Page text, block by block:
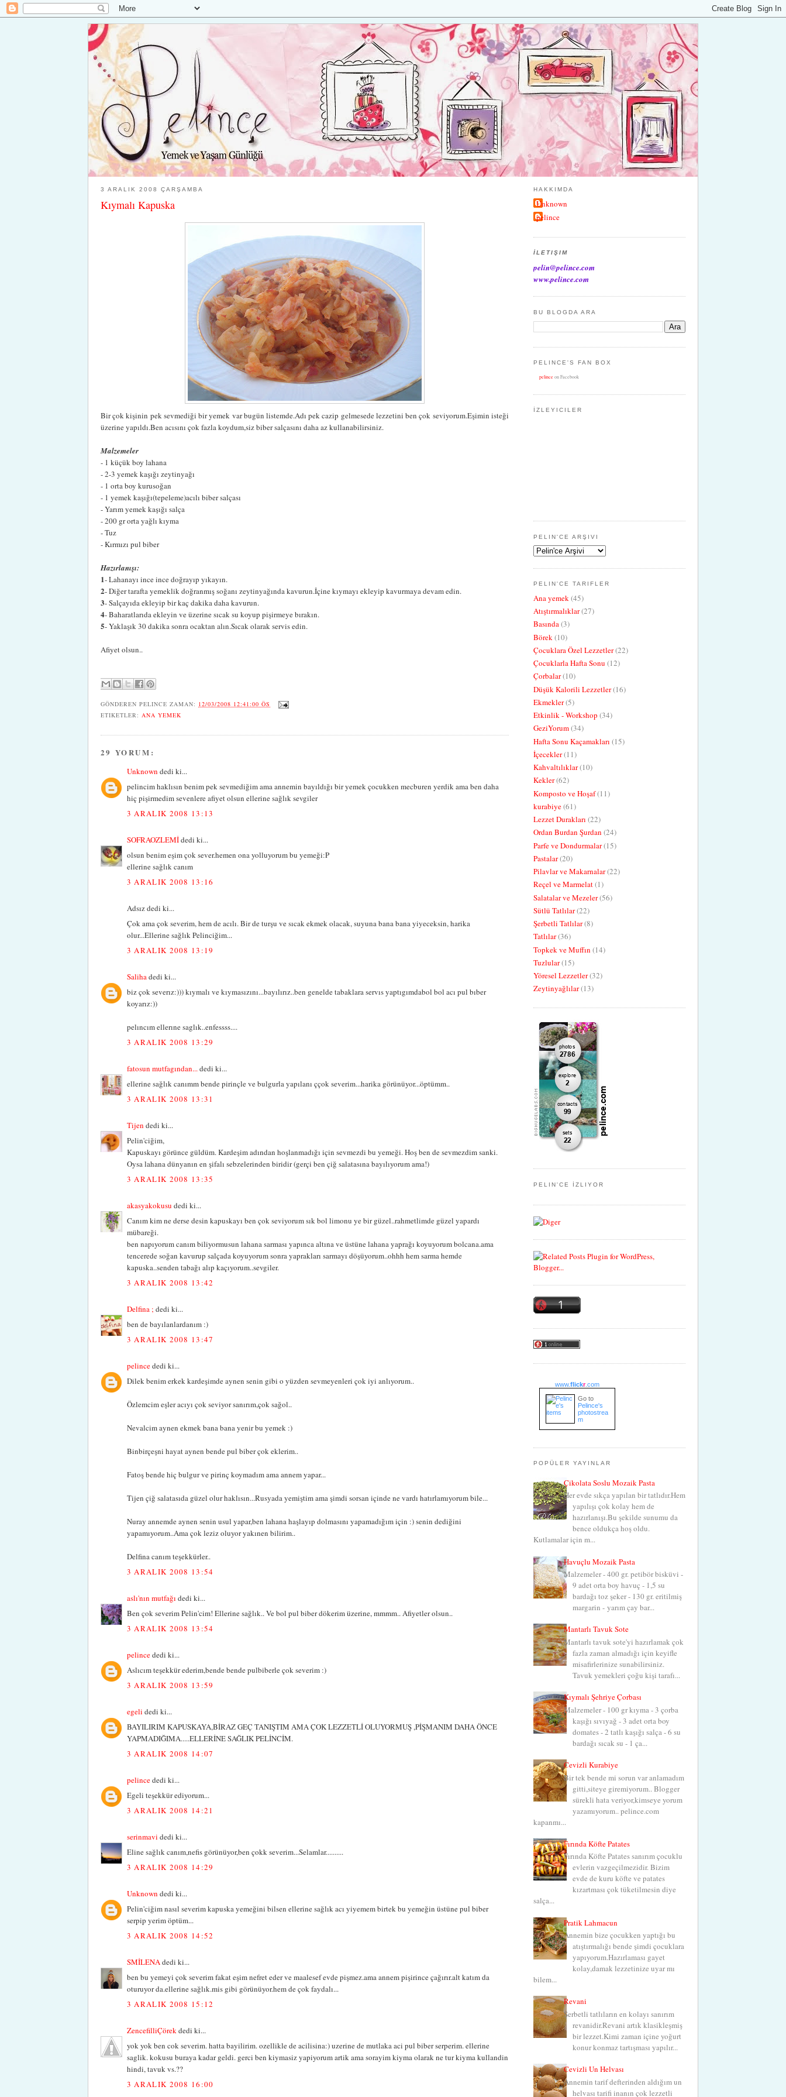
3 ARALIK 2008 ÇARŞAMBA
Kıymalı Kapuska
Bir çok kişinin pek sevmediği bir yemek var bugün listemde.Adı pek cazip gelmesede lezzetini ben çok seviyorum.Eşimin isteği
üzerine yapıldı.Ben acısını çok fazla koydum,siz biber salçasını daha az kullanabilirsiniz.
Malzemeler
- 1 küçük boy lahana
- 2-3 yemek kaşığı zeytinyağı
- 1 orta boy kurusoğan
- 1 yemek kaşığı(tepeleme)acılı biber salçası
- Yarım yemek kaşığı salça
- 200 gr orta yağlı kıyma
- Tuz
- Kırmızı pul biber
Hazırlanışı:
1- Lahanayı ince ince doğrayıp yıkayın.
2- Diğer tarafta yemeklik doğranmış soğanı zeytinyağında kavurun.İçine kıymayı ekleyip kavurmaya devam edin.
3- Salçayıda ekleyip bir kaç dakika daha kavurun.
4- Baharatlarıda ekleyin ve üzerine sıcak su koyup pişirmeye bırakın.
5- Yaklaşık 30 dakika sonra ocaktan alın.Sıcak olarak servis edin.
Afiyet olsun..
GÖNDEREN PELINCE ZAMAN: 12/03/2008 12:41:00 ÖS
ETIKETLER: ANA YEMEK
29 YORUM:
Unknown dedi ki...
pelincim haklısın benim pek sevmediğim ama annemin bayıldığı bir yemek çocukken mecburen yerdik ama ben daha
hiç pişirmedim sevenlere afiyet olsun ellerine sağlık sevgiler
3 ARALIK 2008 13:13
SOFRAOZLEMİdedi ki...
olsun benim eşim çok sever.hemen ona yolluyorum bu yemeği:P
ellerine sağlık canım
3 ARALIK 2008 13:16
Adsız dedi ki...
Çok ama çok severim, hem de acılı. Bir de turşu ve sıcak ekmek olacak, suyuna bana bana yiyeceksin, harika
olur...Ellerine sağlık Pelinciğim...
3 ARALIK 2008 13:19
Saliha dedi ki...
biz çok severız:))) kıymalı ve kıymasızını...bayılırız..ben genelde tabaklara servıs yaptıgımdabol bol acı pul bıber
koyarız:))
pelıncım ellerıne saglık..enfessss....
3 ARALIK 2008 13:29
fatosun mutfagından... dedi ki...
ellerine sağlık canımm bende pirinçle ve bulgurla yapılanı ççok severim...harika görünüyor...öptümm..
3 ARALIK 2008 13:31
Tijen dedi ki...
Pelin'ciğim,
Kapuskayı görünce güldüm. Kardeşim adından hoşlanmadığı için sevmezdi bu yemeği. Hoş ben de sevmezdim sanki.
Oysa lahana dünyanın en şifalı sebzelerinden biridir (gerçi ben çiğ salatasına bayılıyorum ama!)
3 ARALIK 2008 13:35
akasyakokusu dedi ki...
Canım kim ne derse desin kapuskayı ben çok seviyorum sık bol limonu ye bir güzel..rahmetlimde güzel yapardı
mübareği.
ben napıyorum canım biliyormusun lahana sarması yapınca altına ve üstüne lahana yaprağı koyuyorum bolcana.ama
tencerede soğan kavurup salçada koyuyorum sonra yaprakları sarmayı döşüyorum..ohhh hem sarma hemde
kapuska..senden tabağı alıp kaçıyorum..sevgiler.
3 ARALIK 2008 13:42
Delfina ; dedi ki...
ben de bayılanlardanım :)
3 ARALIK 2008 13:47
pelincededi ki...
Dilek benim erkek kardeşimde aynen senin gibi o yüzden sevmeyenleri çok iyi anlıyorum..
Özlemcim eşler acıyı çok seviyor sanırım,çok sağol..
Nevalcim aynen ekmek bana bana yenir bu yemek :)
Binbirçeşni hayat aynen bende pul biber çok eklerim..
Fatoş bende hiç bulgur ve pirinç koymadım ama annem yapar...
Tijen çiğ salatasıda güzel olur haklısın...Rusyada yemiştim ama şimdi sorsan içinde ne vardı hatırlamıyorum bile...
Nuray annemde aynen senin usul yapar,ben lahana haşlayıp dolmasını yapamadığım için :) senin dediğini
yapamıyorum..Ama çok leziz oluyor yakınen bilirim..
Delfina canım teşekkürler..
3 ARALIK 2008 13:54
aslı'nın mutfağı dedi ki...
Ben çok severim Pelin'cim! Ellerine sağlık.. Ve bol pul biber dökerim üzerine, mmmm.. Afiyetler olsun..
3 ARALIK 2008 13:54
pelincededi ki...
Aslıcım teşekkür ederim,bende bende pulbiberle çok severim :)
3 ARALIK 2008 13:59
egeli dedi ki...
BAYILIRIM KAPUSKAYA,BİRAZ GEÇ TANIŞTIM AMA ÇOK LEZZETLİ OLUYORMUŞ ,PİŞMANIM DAHA ÖNCE
YAPMADIĞIMA.....ELLERİNE SAĞLIK PELİNCİM.
3 ARALIK 2008 14:07
pelincededi ki...
Egeli teşekkür ediyorum...
3 ARALIK 2008 14:21
serinmavi dedi ki...
Eline sağlık canım,nefis görünüyor,ben çokk severim...Selamlar..........
3 ARALIK 2008 14:29
Unknown dedi ki...
Pelin'ciğim nasıl severim kapuska yemeğini bilsen ellerine sağlık acı yiyemem birtek bu yemeğin üstüne pul biber
serpip yerim öptüm...
3 ARALIK 2008 14:52
SMİLENA dedi ki...
ben bu yemeyi çok severim fakat eşim nefret eder ve maalesef evde pişmez.ama annem pişirince çağırır.alt katım da
oturuyor da.ellerine sağlık.mis gibi görünüyor.hem de çok faydalı...
3 ARALIK 2008 15:12
ZencefilliÇörek dedi ki...
yok yok ben cok severim. hatta bayilirim. ozellikle de acilisina:) uzerine de mutlaka aci pul biber serperim. ellerine
saglik. kokusu buraya kadar geldi. gerci ben kiymasiz yapiyorum artik ama sorayim kiyma olarak ne tur kiyma kullandin
hindi, tavuk vs.??
3 ARALIK 2008 16:00
HAKKIMDA
Unknown
pelince
İLETIŞIM
pelin@pelince.com
www.pelince.com
BU BLOGDA ARA
PELINCE'S FAN BOX
pelince on Facebook
İZLEYICILER
PELIN'CE ARŞIVI
PELIN'CE TARIFLER
Ana yemek(45)
Atıştırmalıklar(27)
Basında(3)
Börek(10)
Çocuklara Özel Lezzetler(22)
Çocuklarla Hafta Sonu (12)
Çorbalar(10)
Düşük Kalorili Lezzetler(16)
Ekmekler(5)
Etkinlik - Workshop (34)
GeziYorum(34)
Hafta Sonu Kaçamakları (15)
İçecekler(11)
Kahvaltılıklar(10)
Kekler(62)
Komposto ve Hoşaf(11)
kurabiye(61)
Lezzet Durakları (22)
Ordan Burdan Şurdan (24)
Parfe ve Dondurmalar(15)
Pastalar(20)
Pilavlar ve Makarnalar(22)
Reçel ve Marmelat(1)
Salatalar ve Mezeler(56)
Sütlü Tatlılar(22)
Şerbetli Tatlılar(8)
Tatlılar(36)
Topkek ve Muffın (14)
Tuzlular(15)
Yöresel Lezzetler(32)
Zeytinyağlılar(13)
PELIN'CE İZLIYOR
www.flickr.com
Go to
Pelince's
photostrea
m
POPÜLER YAYINLAR
Çikolata Soslu Mozaik Pasta
Her evde sıkça yapılan bir tatlıdır.Hem
yapılışı çok kolay hem de
hazırlanışı.Bu şekilde sunumu da
bence oldukça hoş oldu.
Kutlamalar için m...
Havuçlu Mozaik Pasta
Malzemeler - 400 gr. petibör bisküvi -
9 adet orta boy havuç - 1,5 su
bardağı toz şeker - 130 gr. eritilmiş
margarin - yarım çay bar...
Mantarlı Tavuk Sote
Mantarlı tavuk sote'yi hazırlamak çok
fazla zaman almadığı için keyifle
misafirlerinize sunabilirsiniz.
Tavuk yemekleri çoğu kişi tarafı...
Kıymalı Şehriye Çorbası
Malzemeler - 100 gr kıyma - 3 çorba
kaşığı sıvıyağ - 3 adet orta boy
domates - 2 tatlı kaşığı salça - 6 su
bardağı sıcak su - 1 ça...
Cevizli Kurabiye
Bir tek bende mi sorun var anlamadım
gitti,siteye giremiyorum.. Blogger
sürekli hata veriyor,kimseye yorum
yazamıyorum.. pelince.com
kapanmı...
Fırında Köfte Patates
Fırında Köfte Patates sanırım çocuklu
evlerin vazgeçilmezidir. Bizim
evde de kuru köfte ve patates
kızartması çok tüketilmesin diye
salça...
Pratik Lahmacun
Annemin bize çocukken yaptığı bu
atıştırmalığı bende şimdi çocuklara
yapıyorum.Hazırlaması gayet
kolay,damak lezzetinize uyar mı
bilem...
Revani
Şerbetli tatlıların en kolayı sanırım
revanidir.Revani artık klasikleşmiş
bir lezzet.Kimi zaman içine yoğurt
konur konmaz tartışması yapılır...
Cevizli Un Helvası
Annemin tarif defterinden aldığım un
helvası tarifi inanın çok lezzetli